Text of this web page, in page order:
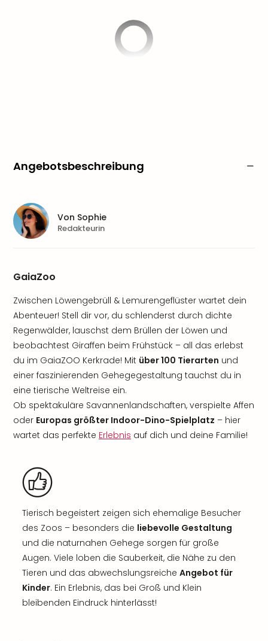
Angebotsbeschreibung
GaiaZoo
Zwischen Löwengebrüll & Lemurengeflüster wartet dein
Abenteuer! Stell dir vor, du schlenderst durch dichte
Regenwälder, lauschst dem Brüllen der Löwen und
beobachtest Giraffen beim Frühstück – all das erlebst
du im GaiaZOO Kerkrade! Mit über 100 Tierarten und
einer faszinierenden Gehegegestaltung tauchst du in
eine tierische Weltreise ein.
Ob spektakuläre Savannenlandschaften, verspielte Affen
oder Europas größter Indoor-Dino-Spielplatz – hier
wartet das perfekte Erlebnis auf dich und deine Familie!
Tierisch begeistert zeigen sich ehemalige Besucher
des Zoos – besonders die liebevolle Gestaltung
und die naturnahen Gehege sorgen für große
Augen. Viele loben die Sauberkeit, die Nähe zu den
Tieren und das abwechslungsreiche Angebot für
Kinder. Ein Erlebnis, das bei Groß und Klein
bleibenden Eindruck hinterlässt!
Von Sophie
Redakteurin